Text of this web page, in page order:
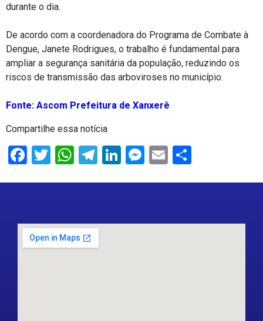
durante o dia.
De acordo com a coordenadora do Programa de Combate à
Dengue, Janete Rodrigues, o trabalho é fundamental para
ampliar a segurança sanitária da população, reduzindo os
riscos de transmissão das arboviroses no município.
Fonte: Ascom Prefeitura de Xanxerê
Compartilhe essa notícia
Facebook
Twitter
WhatsApp
Telegram
LinkedIn
Messenger
Email